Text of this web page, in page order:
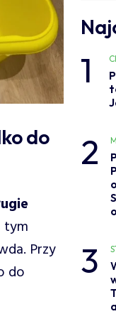
do
tym
Przy
do
1
2
3